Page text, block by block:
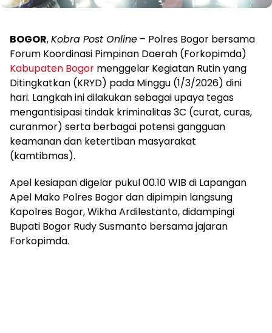
BOGOR,Kobra Post Online – Polres Bogor bersama
Forum Koordinasi Pimpinan Daerah (Forkopimda)
Kabupaten Bogor menggelar Kegiatan Rutin yang
Ditingkatkan (KRYD) pada Minggu (1/3/2026) dini
hari. Langkah ini dilakukan sebagai upaya tegas
mengantisipasi tindak kriminalitas 3C (curat, curas,
curanmor) serta berbagai potensi gangguan
keamanan dan ketertiban masyarakat
(kamtibmas).
Apel kesiapan digelar pukul 00.10 WIB di Lapangan
Apel Mako Polres Bogor dan dipimpin langsung
Kapolres Bogor, Wikha Ardilestanto, didampingi
Bupati Bogor Rudy Susmanto bersama jajaran
Forkopimda.